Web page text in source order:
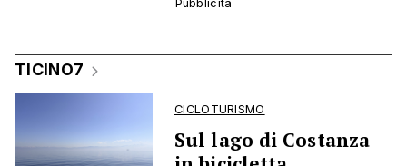
TICINO7
CICLOTURISMO
Sul lago di Costanza
in bicicletta